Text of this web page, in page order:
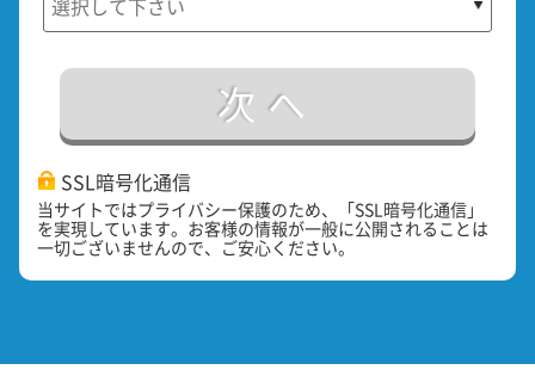
次へ
SSL暗号化通信
当サイトではプライバシー保護のため、「SSL暗号化通信」
を実現しています。お客様の情報が一般に公開されることは
一切ございませんので、ご安心ください。